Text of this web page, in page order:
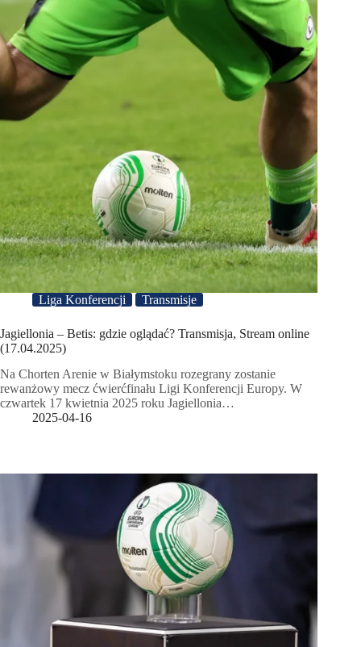
Liga Konferencji Transmisje
Jagiellonia – Betis: gdzie oglądać? Transmisja, Stream online
(17.04.2025)
Na Chorten Arenie w Białymstoku rozegrany zostanie
rewanżowy mecz ćwierćfinału Ligi Konferencji Europy. W
czwartek 17 kwietnia 2025 roku Jagiellonia…
2025-04-16